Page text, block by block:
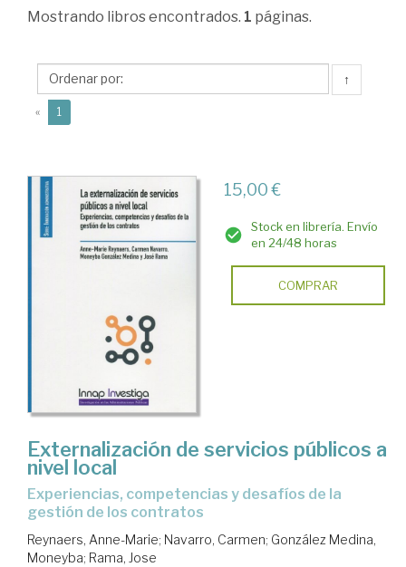
Reynaers,
Marie
Mostrando libros encontrados. 1 páginas.
↑
« 1
15,00 €
Stock en librería. Envío
en 24/48 horas
COMPRAR
Externalización de servicios públicos a
nivel local
experiencias, competencias y desafíos de la
gestión de los contratos
Reynaers, Anne-Marie; Navarro, Carmen; González Medina,
Moneyba; Rama, Jose